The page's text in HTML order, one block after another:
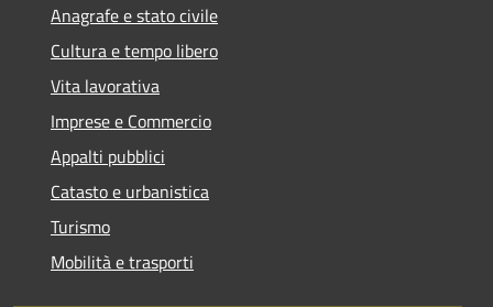
Anagrafe e stato civile
Cultura e tempo libero
Vita lavorativa
Imprese e Commercio
Appalti pubblici
Catasto e urbanistica
Turismo
Mobilità e trasporti